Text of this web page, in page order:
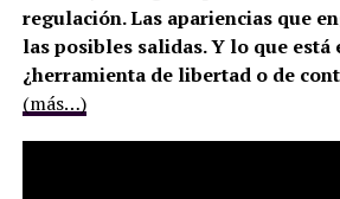
regulación. Las apariencias que
las posibles salidas. Y lo que está
¿herramienta de libertad o de
(más…)